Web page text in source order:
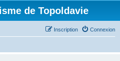
de Topoldavie
Connexion
Inscription